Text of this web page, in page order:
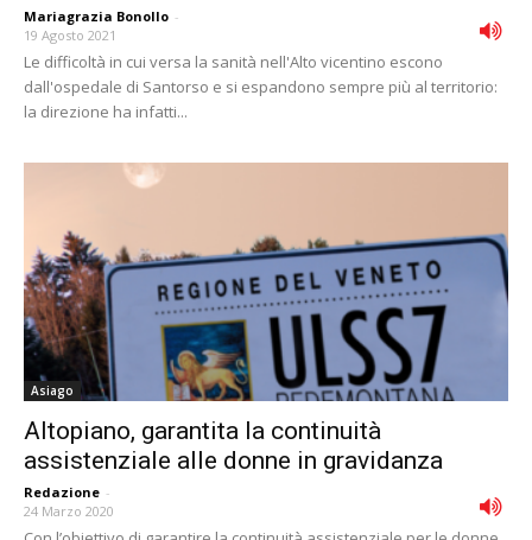
Mariagrazia Bonollo -
19 Agosto 2021
Le difficoltà in cui versa la sanità nell'Alto vicentino escono
dall'ospedale di Santorso e si espandono sempre più al territorio:
la direzione ha infatti...
Asiago
Altopiano, garantita la continuità
assistenziale alle donne in gravidanza
Redazione -
24 Marzo 2020